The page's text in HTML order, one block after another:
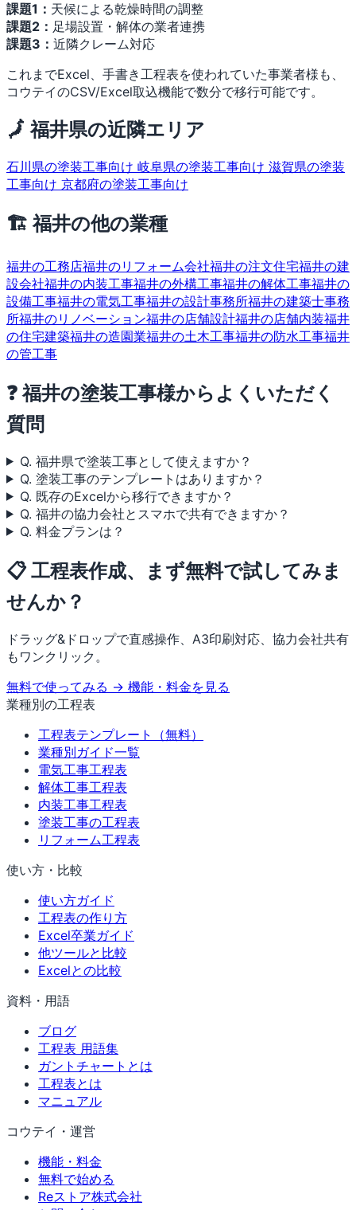
課題1： 天候による乾燥時間の調整
課題2： 足場設置・解体の業者連携
課題3： 近隣クレーム対応
これまでExcel、手書き工程表を使われていた事業者様も、
コウテイのCSV/Excel取込機能で数分で移行可能です。
🗾 福井県の近隣エリア
石川県の塗装工事向け 岐阜県の塗装工事向け 滋賀県の塗装
工事向け 京都府の塗装工事向け
🏗 福井の他の業種
福井の工務店福井のリフォーム会社福井の注文住宅福井の建
設会社福井の内装工事福井の外構工事福井の解体工事福井の
設備工事福井の電気工事福井の設計事務所福井の建築士事務
所福井のリノベーション福井の店舗設計福井の店舗内装福井
の住宅建築福井の造園業福井の土木工事福井の防水工事福井
の管工事
❓ 福井の塗装工事様からよくいただく
質問
Q. 福井県で塗装工事として使えますか？
Q. 塗装工事のテンプレートはありますか？
Q. 既存のExcelから移行できますか？
Q. 福井の協力会社とスマホで共有できますか？
Q. 料金プランは？
📋 工程表作成、まず無料で試してみま
せんか？
ドラッグ&ドロップで直感操作、A3印刷対応、協力会社共有
もワンクリック。
無料で使ってみる → 機能・料金を見る
業種別の工程表
工程表テンプレート（無料）
業種別ガイド一覧
電気工事工程表
解体工事工程表
内装工事工程表
塗装工事の工程表
リフォーム工程表
使い方・比較
使い方ガイド
工程表の作り方
Excel卒業ガイド
他ツールと比較
Excelとの比較
資料・用語
ブログ
工程表 用語集
ガントチャートとは
工程表とは
マニュアル
コウテイ・運営
機能・料金
無料で始める
Reストア株式会社